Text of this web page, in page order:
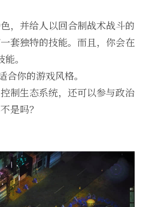
，并给人以回合制战术战斗的
套独特的技能。而且，你会在
。
你的游戏风格。
制生态系统，还可以参与政治
是吗？